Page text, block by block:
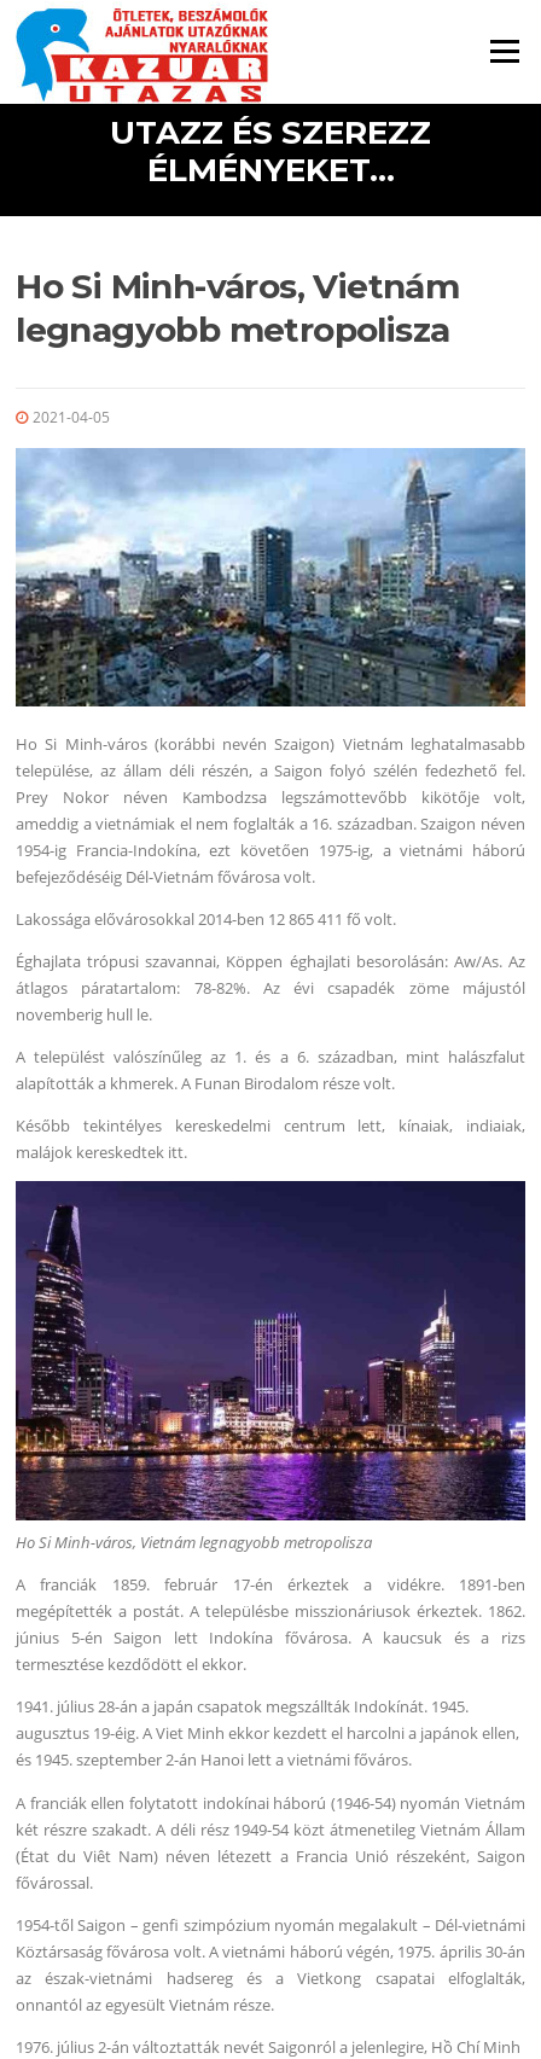
Ugrás a tartalomra
Menü
UTAZZ ÉS SZEREZZ
ÉLMÉNYEKET...
Ho Si Minh-város, Vietnám
legnagyobb metropolisza
2021-04-05
Ho Si Minh-város (korábbi nevén Szaigon) Vietnám leghatalmasabb
települése, az állam déli részén, a Saigon folyó szélén fedezhető fel.
Prey Nokor néven Kambodzsa legszámottevőbb kikötője volt,
ameddig a vietnámiak el nem foglalták a 16. században. Szaigon néven
1954-ig Francia-Indokína, ezt követően 1975-ig, a vietnámi háború
befejeződéséig Dél-Vietnám fővárosa volt.
Lakossága elővárosokkal 2014-ben 12 865 411 fő volt.
Éghajlata trópusi szavannai, Köppen éghajlati besorolásán: Aw/As. Az
átlagos páratartalom: 78-82%. Az évi csapadék zöme májustól
novemberig hull le.
A települést valószínűleg az 1. és a 6. században, mint halászfalut
alapították a khmerek. A Funan Birodalom része volt.
Később tekintélyes kereskedelmi centrum lett, kínaiak, indiaiak,
malájok kereskedtek itt.
Ho Si Minh-város, Vietnám legnagyobb metropolisza
A franciák 1859. február 17-én érkeztek a vidékre. 1891-ben
megépítették a postát. A településbe misszionáriusok érkeztek. 1862.
június 5-én Saigon lett Indokína fővárosa. A kaucsuk és a rizs
termesztése kezdődött el ekkor.
1941. július 28-án a japán csapatok megszállták Indokínát. 1945.
augusztus 19-éig. A Viet Minh ekkor kezdett el harcolni a japánok ellen,
és 1945. szeptember 2-án Hanoi lett a vietnámi főváros.
A franciák ellen folytatott indokínai háború (1946-54) nyomán Vietnám
két részre szakadt. A déli rész 1949-54 közt átmenetileg Vietnám Állam
(État du Viêt Nam) néven létezett a Francia Unió részeként, Saigon
fővárossal.
1954-től Saigon – genfi szimpózium nyomán megalakult – Dél-vietnámi
Köztársaság fővárosa volt. A vietnámi háború végén, 1975. április 30-án
az észak-vietnámi hadsereg és a Vietkong csapatai elfoglalták,
onnantól az egyesült Vietnám része.
1976. július 2-án változtatták nevét Saigonról a jelenlegire, Hồ Chí Minh